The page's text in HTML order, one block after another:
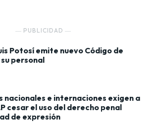
― PUBLICIDAD ―
Potosí emite nuevo Código de
personal
nacionales e internaciones exigen a
cesar el uso del derecho penal
de expresión